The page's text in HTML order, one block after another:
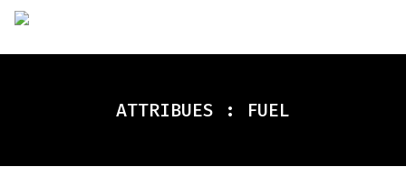
ATTRIBUES : FUEL